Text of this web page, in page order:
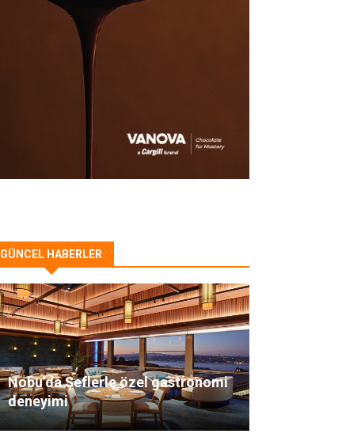
GÜNCEL HABERLER
Nobu’da Şeflerle özel gastronomi
deneyimi